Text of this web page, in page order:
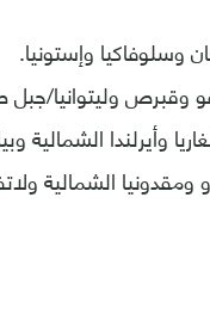
وسلوفاكيا وإستونيا.
وقبرص وليتوانيا/جبل
وأيرلندا الشمالية
ومقدونيا الشمالية